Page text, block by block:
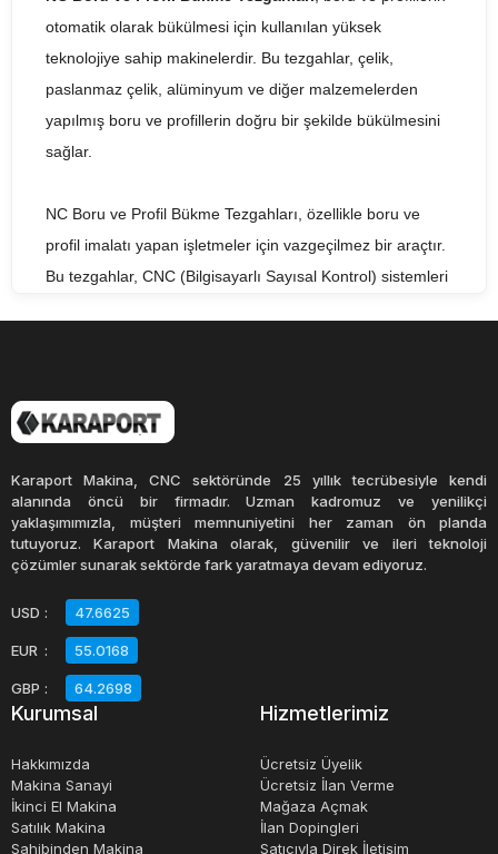
otomatik olarak bükülmesi için kullanılan yüksek
teknolojiye sahip makinelerdir. Bu tezgahlar, çelik,
paslanmaz çelik, alüminyum ve diğer malzemelerden
yapılmış boru ve profillerin doğru bir şekilde bükülmesini
sağlar.
NC Boru ve Profil Bükme Tezgahları, özellikle boru ve
profil imalatı yapan işletmeler için vazgeçilmez bir araçtır.
Bu tezgahlar, CNC (Bilgisayarlı Sayısal Kontrol) sistemleri
sayede, yüksek hassasiyetli ve tekrarlanabilir sonuçlar
elde edilir.
NC Boru ve Profil Bükme Tezgahları, çeşitli endüstrilerde
kullanılan birçok farklı boru ve profil şekillerini bükme
kapasitesine sahiptir. Bu tezgahlar, boru ve profillerin
işgücünden tasarruf etmenizi sağlar. Ayrıca, operatör
hatalarını önlemek için otomatik olarak çalışabilirler.
NC Boru ve Profil Bükme Tezgahları, boru ve profil bükme
tezgahlar, hem işletmelerin verimliliğini artırır hem de
müşteri memnuniyetini en üst düzeye çıkarır.
Karaport Makina, CNC sektöründe 25 yıllık tecrübesiyle kendi
alanında öncü bir firmadır. Uzman kadromuz ve yenilikçi
yaklaşımımızla, müşteri memnuniyetini her zaman ön planda
tutuyoruz. Karaport Makina olarak, güvenilir ve ileri teknoloji
çözümler sunarak sektörde fark yaratmaya devam ediyoruz.
USD : 47.6625
EUR : 55.0168
GBP : 64.2698
Kurumsal
Hakkımızda
Makina Sanayi
İkinci El Makina
Satılık Makina
Sahibinden Makina
Hizmetlerimiz
Ücretsiz Üyelik
Ücretsiz İlan Verme
Mağaza Açmak
İlan Dopingleri
Satıcıyla Direk İletişim